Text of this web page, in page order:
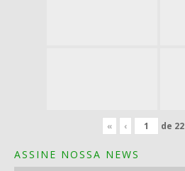
« ‹ de 22
ASSINE NOSSA NEWS